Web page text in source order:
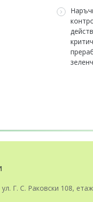
Г. С. Раковски 108,